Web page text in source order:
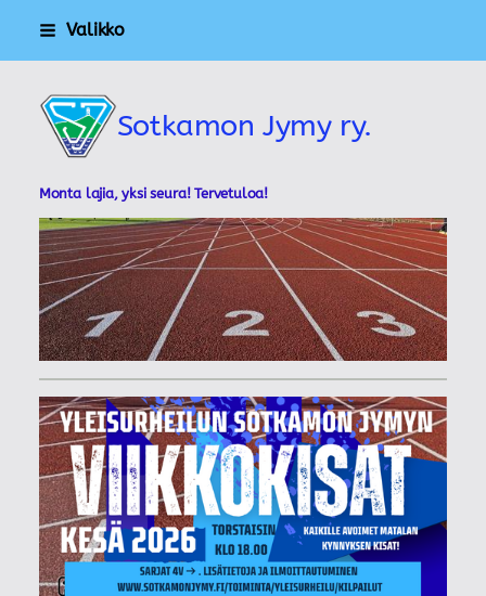
Siirry
Valikko
Sotkamon Jymy ry.
Monta lajia, yksi seura! Tervetuloa!